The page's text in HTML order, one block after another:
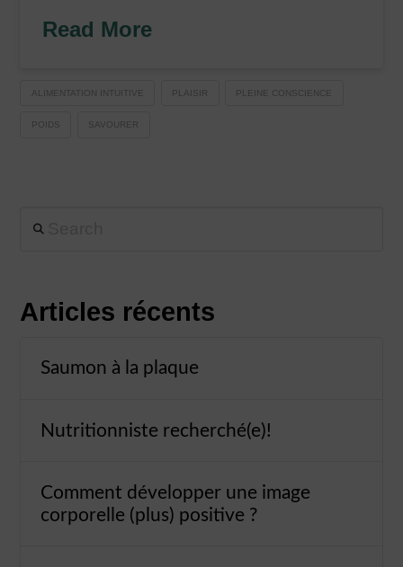
Read More
ALIMENTATION INTUITIVE PLAISIR PLEINE CONSCIENCE
POIDS SAVOURER
Search
Articles récents
Saumon à la plaque
Nutritionniste recherché(e)!
Comment développer une image
corporelle (plus) positive ?